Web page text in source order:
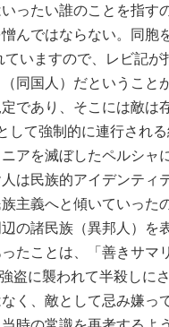
ったい誰のことを指す
んではならない。同胞
いますので、レビ記
同国人）だということ
であり、そこには敵は
て強制的に連行され
アを滅ぼしたペルシャ
は民族的アイデンティ
主義へと傾いていった
の諸民族（異邦人）を
たことは、「善きサマ
盗に襲われて半殺しに
く、敵として忌み嫌っ